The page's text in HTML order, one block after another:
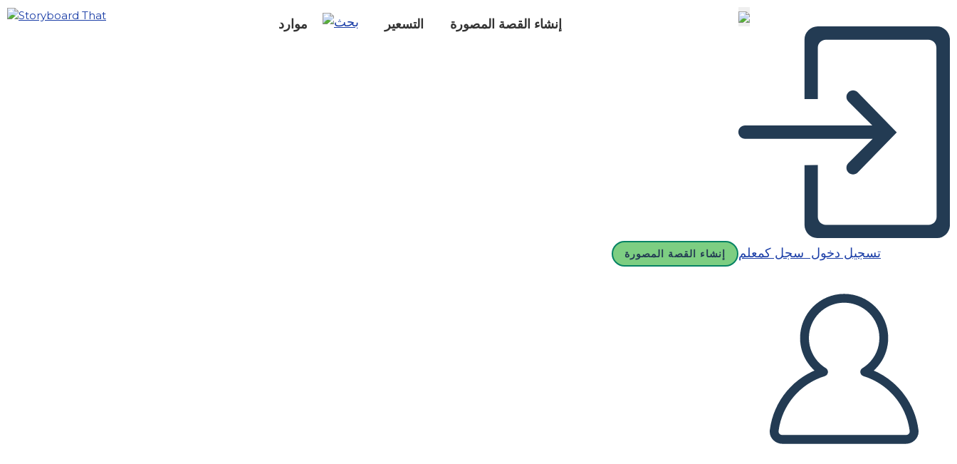
موارد التسعير إنشاء القصة المصورة
إنشاء القصة المصورة تسجيل دخول سجل كمعلم